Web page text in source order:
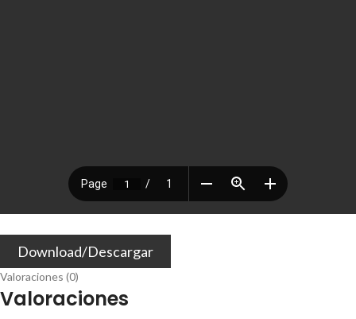
Download/Descargar
Valoraciones (0)
Valoraciones